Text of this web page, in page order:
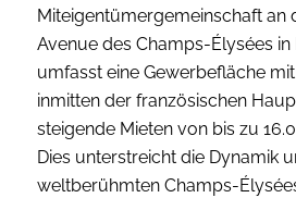
Miteigentümergemeinschaft an
Avenue des Champs-Élysées in
umfasst eine Gewerbefläche
inmitten der französischen
steigende Mieten von bis zu
Dies unterstreicht die Dynamik
weltberühmten Champs-